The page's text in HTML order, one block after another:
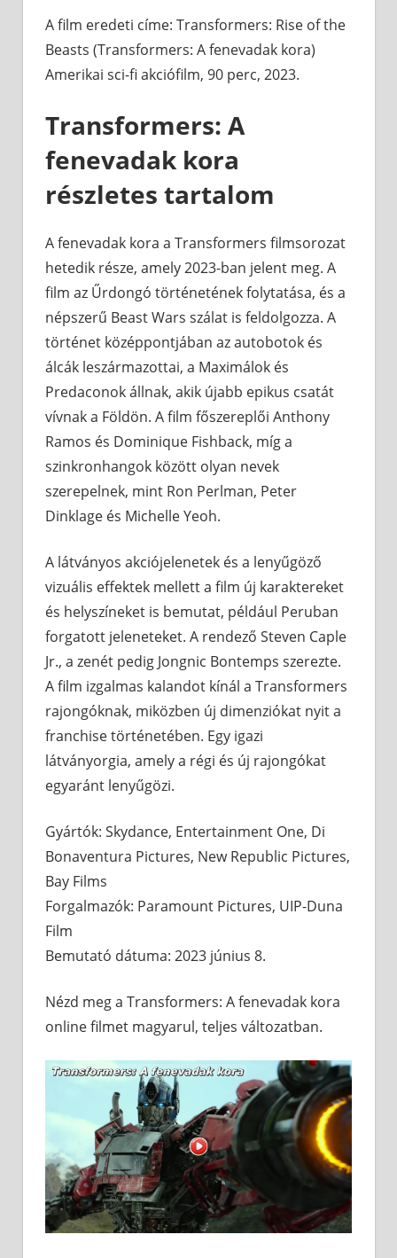
A film eredeti címe: Transformers: Rise of the
Beasts (Transformers: A fenevadak kora)
Amerikai sci-fi akciófilm, 90 perc, 2023.
Transformers: A
fenevadak kora
részletes tartalom
A fenevadak kora a Transformers filmsorozat
hetedik része, amely 2023-ban jelent meg. A
film az Űrdongó történetének folytatása, és a
népszerű Beast Wars szálat is feldolgozza. A
történet középpontjában az autobotok és
álcák leszármazottai, a Maximálok és
Predaconok állnak, akik újabb epikus csatát
vívnak a Földön. A film főszereplői Anthony
Ramos és Dominique Fishback, míg a
szinkronhangok között olyan nevek
szerepelnek, mint Ron Perlman, Peter
Dinklage és Michelle Yeoh.
A látványos akciójelenetek és a lenyűgöző
vizuális effektek mellett a film új karaktereket
és helyszíneket is bemutat, például Peruban
forgatott jeleneteket. A rendező Steven Caple
Jr., a zenét pedig Jongnic Bontemps szerezte.
A film izgalmas kalandot kínál a Transformers
rajongóknak, miközben új dimenziókat nyit a
franchise történetében. Egy igazi
látványorgia, amely a régi és új rajongókat
egyaránt lenyűgözi.
Gyártók: Skydance, Entertainment One, Di
Bonaventura Pictures, New Republic Pictures,
Bay Films
Forgalmazók: Paramount Pictures, UIP-Duna
Film
Bemutató dátuma: 2023 június 8.
Nézd meg a Transformers: A fenevadak kora
online filmet magyarul, teljes változatban.